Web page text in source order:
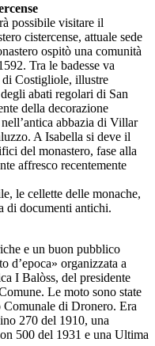
possibile visitare il
cistercense, attuale sede
ospitò una comunità
Tra le badesse va
di Costigliole, illustre
abati regolari di San
della decorazione
abbazia di Villar
A Isabella si deve il
del monastero, fase alla
affresco recentemente
le cellette delle monache,
di documenti antichi.
e un buon pubblico
d’epoca» organizzata a
I Balòss, del presidente
Le moto sono state
Comunale di Dronero. Era
270 del 1910, una
500 del 1931 e una Ultima